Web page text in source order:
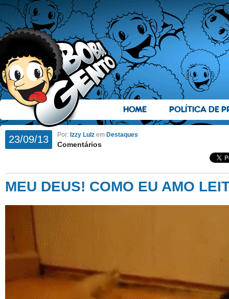
HOME POLÍTICA DE
23/09/13 Por: Izzy Lulz em Destaques
Comentários
MEU DEUS! COMO EU AMO